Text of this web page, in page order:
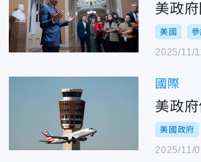
美政
美國
2025/11/
國際
美政
美國政府
2025/11/